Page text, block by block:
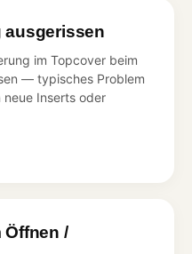
ausgerissen
im Topcover beim
— typisches Problem
Inserts oder
Öffnen /